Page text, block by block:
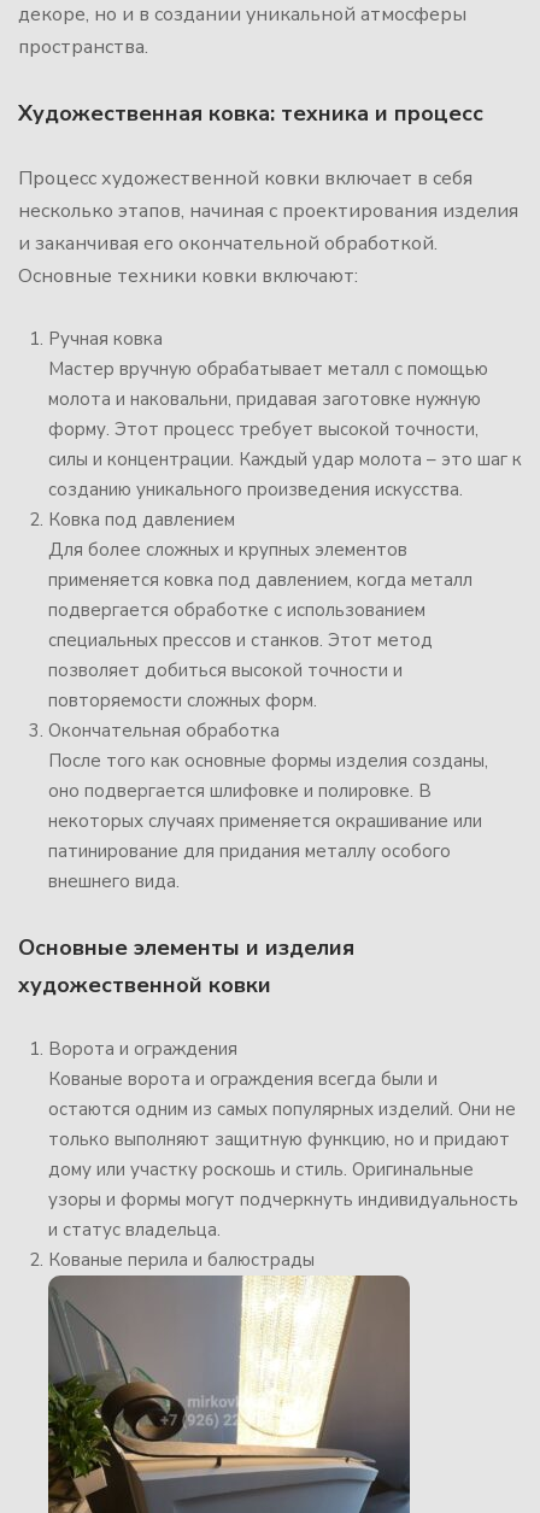
декоре, но и в создании уникальной атмосферы
пространства.
Художественная ковка: техника и процесс
Процесс художественной ковки включает в себя
несколько этапов, начиная с проектирования изделия
и заканчивая его окончательной обработкой.
Основные техники ковки включают:
Ручная ковка
Мастер вручную обрабатывает металл с помощью
молота и наковальни, придавая заготовке нужную
форму. Этот процесс требует высокой точности,
силы и концентрации. Каждый удар молота – это шаг к
созданию уникального произведения искусства.
Ковка под давлением
Для более сложных и крупных элементов
применяется ковка под давлением, когда металл
подвергается обработке с использованием
специальных прессов и станков. Этот метод
позволяет добиться высокой точности и
повторяемости сложных форм.
Окончательная обработка
После того как основные формы изделия созданы,
оно подвергается шлифовке и полировке. В
некоторых случаях применяется окрашивание или
патинирование для придания металлу особого
внешнего вида.
Основные элементы и изделия
художественной ковки
Ворота и ограждения
Кованые ворота и ограждения всегда были и
остаются одним из самых популярных изделий. Они не
только выполняют защитную функцию, но и придают
дому или участку роскошь и стиль. Оригинальные
узоры и формы могут подчеркнуть индивидуальность
и статус владельца.
Кованые перила и балюстрады